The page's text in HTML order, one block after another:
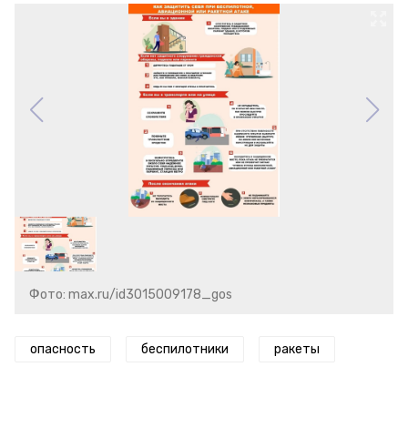
Фото: max.ru/id3015009178_gos
опасность беспилотники ракеты